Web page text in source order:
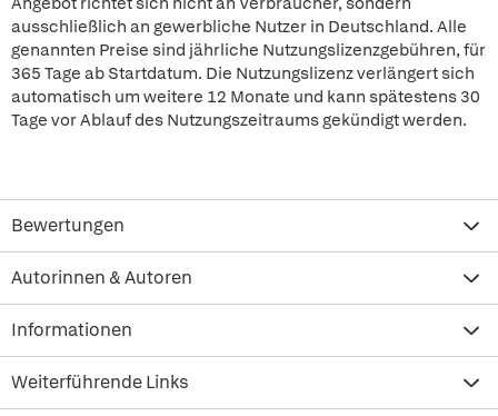
ausschließlich an gewerbliche Nutzer in Deutschland. Alle
genannten Preise sind jährliche Nutzungslizenzgebühren, für
365 Tage ab Startdatum. Die Nutzungslizenz verlängert sich
automatisch um weitere 12 Monate und kann spätestens 30
Tage vor Ablauf des Nutzungszeitraums gekündigt werden.
Bewertungen
Autorinnen & Autoren
Informationen
Weiterführende Links